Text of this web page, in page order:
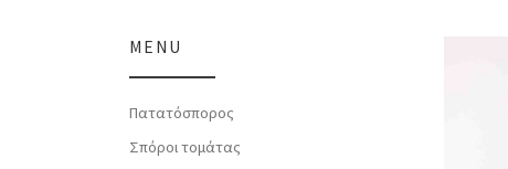
MENU
Πατατόσπορος
Σπόροι τομάτας